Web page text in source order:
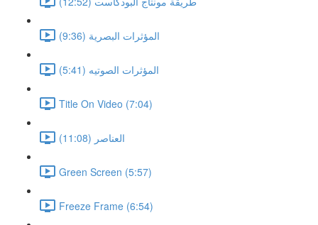
المؤثرات البصرية (9:36)
المؤثرات الصوتيه (5:41)
Title On Video (7:04)
العناصر (11:08)
Green Screen (5:57)
Freeze Frame (6:54)